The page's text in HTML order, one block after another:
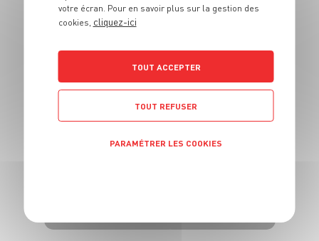
et ratatouille
votre écran. Pour en savoir plus sur la gestion des
cookies, cliquez-ici
TOUT ACCEPTER
TOUT REFUSER
PARAMÉTRER LES COOKIES